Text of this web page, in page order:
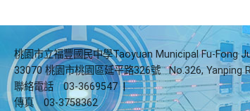
桃園市立福豐國民中學Taoyuan Municipal Fu-Fong
33070 桃園市桃園區延平路326號
No.326, Yanping
聯絡電話
03-3669547 |
傳真
03-3758362